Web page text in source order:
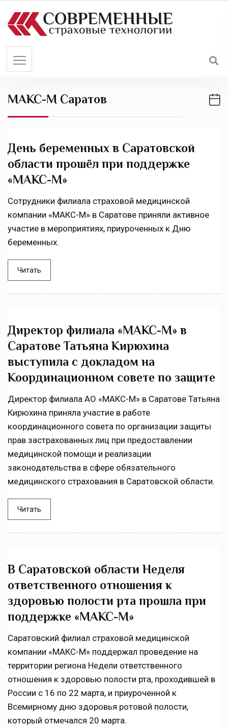
МАКС-М Саратов
День беременных в Саратовской
области прошёл при поддержке
«МАКС-М»
Сотрудники филиала страховой медицинской
компании «МАКС-М» в Саратове приняли активное
участие в мероприятиях, приуроченных к Дню
беременных.
Читать
Директор филиала «МАКС-М» в
Саратове Татьяна Кирюхина
выступила с докладом на
Координационном совете по защите
Директор филиала АО «МАКС-М» в Саратове Татьяна
Кирюхина приняла участие в работе
координационного совета по организации защиты
прав застрахованных лиц при предоставлении
медицинской помощи и реализации
законодательства в сфере обязательного
медицинского страхования в Саратовской области.
Читать
В Саратовской области Неделя
ответственного отношения к
здоровью полости рта прошла при
поддержке «МАКС-М»
Саратовский филиал страховой медицинской
компании «МАКС-М» поддержал проведение на
территории региона Недели ответственного
отношения к здоровью полости рта, проходившей в
России с 16 по 22 марта, и приуроченной к
Всемирному дню здоровья ротовой полости,
который отмечался 20 марта.